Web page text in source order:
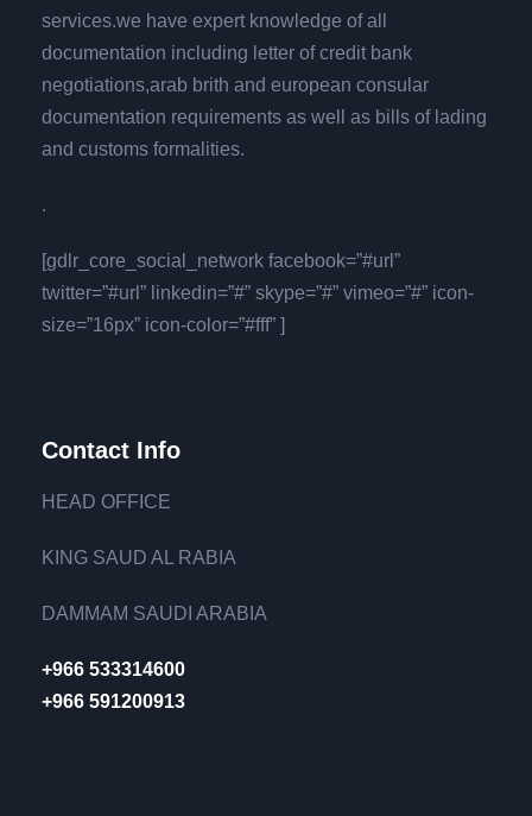
services.we have expert knowledge of all
documentation including letter of credit bank
negotiations,arab brith and european consular
documentation requirements as well as bills of lading
and customs formalities.
.
[gdlr_core_social_network facebook=”#url”
twitter=”#url” linkedin=”#” skype=”#” vimeo=”#” icon-
size=”16px” icon-color=”#fff” ]
Contact Info
HEAD OFFICE
KING SAUD AL RABIA
DAMMAM SAUDI ARABIA
+966 533314600
+966 591200913